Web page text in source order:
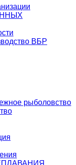
ВБР
рыболовство